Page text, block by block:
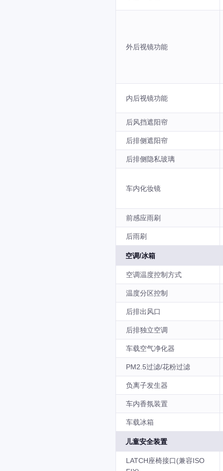
外后视镜功能
内后视镜功能
后风挡遮阳帘
后排侧遮阳帘
后排侧隐私玻璃
车内化妆镜
前感应雨刷
后雨刷
空调/冰箱
空调温度控制方式
温度分区控制
后排出风口
后排独立空调
车载空气净化器
PM2.5过滤/花粉过滤
负离子发生器
车内香氛装置
车载冰箱
儿童安全装置
LATCH座椅接口(兼容ISO